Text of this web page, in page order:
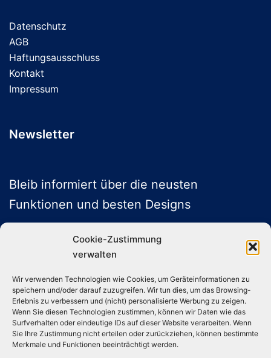
Cookie-Zustimmung
verwalten
Wir verwenden Technologien wie Cookies, um Geräteinformationen zu
speichern und/oder darauf zuzugreifen. Wir tun dies, um das Browsing-
Erlebnis zu verbessern und (nicht) personalisierte Werbung zu zeigen.
Wenn Sie diesen Technologien zustimmen, können wir Daten wie das
Surfverhalten oder eindeutige IDs auf dieser Website verarbeiten. Wenn
Sie Ihre Zustimmung nicht erteilen oder zurückziehen, können bestimmte
Merkmale und Funktionen beeinträchtigt werden.
Datenschutz
AGB
Haftungsausschluss
Kontakt
Impressum
Newsletter
Bleib informiert über die neusten
Funktionen und besten Designs
ABONNIEREN
Folge uns auf Social Media